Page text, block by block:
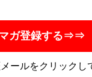
ガ登録する⇒⇒
ルをクリックし